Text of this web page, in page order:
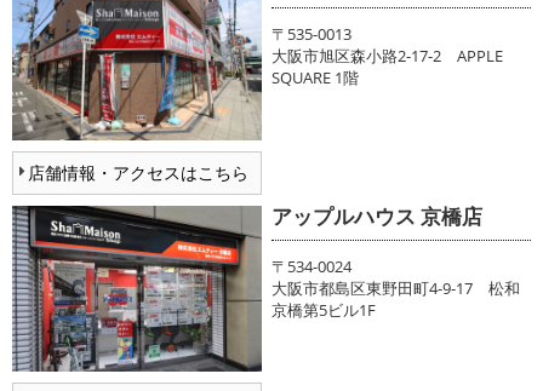
店舗情報・アクセスはこちら
〒535-0013
大阪市旭区森小路2-17-2 APPLE
SQUARE 1階
アップルハウス 京橋店
〒534-0024
大阪市都島区東野田町4-9-17 松和
京橋第5ビル1F